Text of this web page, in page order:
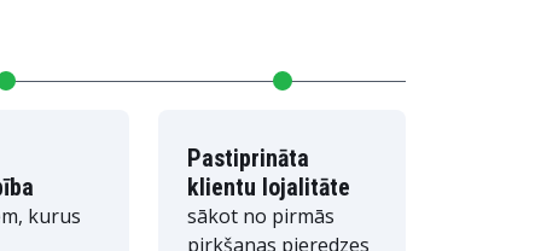
kurus
Pastiprināta
klientu lojalitāte
sākot no pirmās
pirkšanas pieredzes